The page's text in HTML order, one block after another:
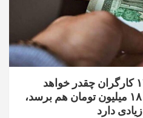
درصد افزایش حقوق ۱۴۰۵ کارگران چقدر خواهد
بود؟/ گلپور: اگر حقوق به ۱۸ میلیون تومان هم برسد،
دارد